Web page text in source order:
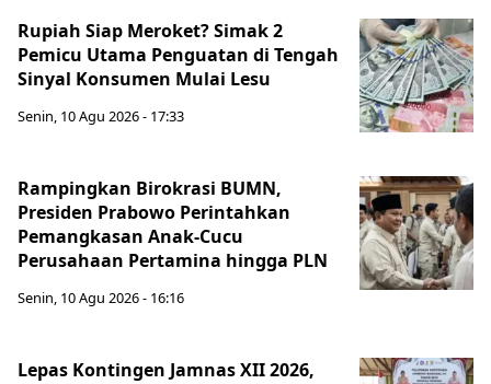
Rupiah Siap Meroket? Simak 2
Pemicu Utama Penguatan di Tengah
Sinyal Konsumen Mulai Lesu
Senin, 10 Agu 2026 - 17:33
Rampingkan Birokrasi BUMN,
Presiden Prabowo Perintahkan
Pemangkasan Anak-Cucu
Perusahaan Pertamina hingga PLN
Senin, 10 Agu 2026 - 16:16
Lepas Kontingen Jamnas XII 2026,